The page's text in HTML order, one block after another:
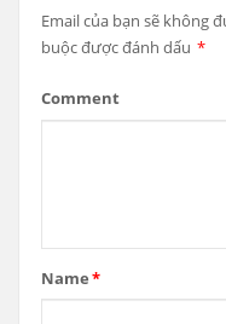
Email của bạn sẽ không
buộc được đánh dấu *
Comment
Name*